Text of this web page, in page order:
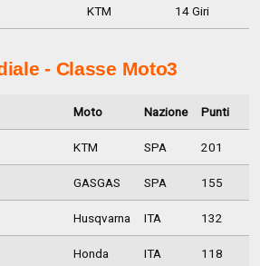
KTM 14 Giri
- Classe Moto3
Moto Nazione Punti
KTM SPA 201
GASGAS SPA 155
Husqvarna ITA 132
Honda ITA 118